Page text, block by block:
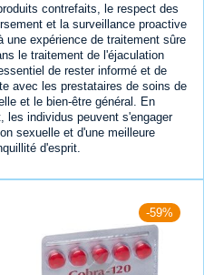
contrefaits, le respect des
et la surveillance proactive
expérience de traitement sûre
le traitement de l'éjaculation
de rester informé et de
avec les prestataires de soins de
et le bien-être général. En
les individus peuvent s'engager
sexuelle et d'une meilleure
d'esprit.
-59%